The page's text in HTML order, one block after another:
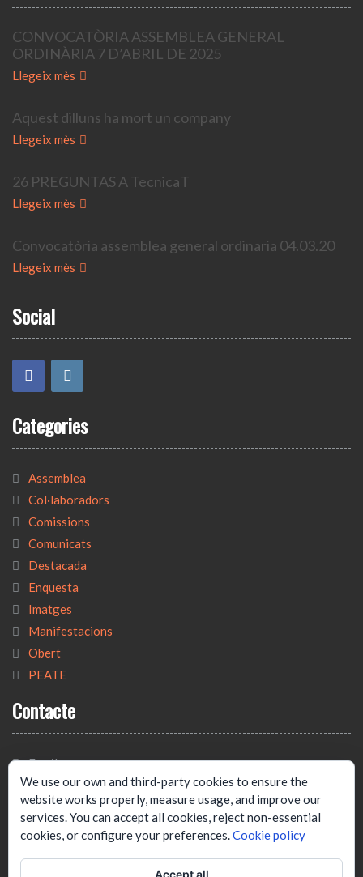
CONVOCATÒRIA ASSEMBLEA GENERAL
ORDINÀRIA 7 D’ABRIL DE 2025
Llegeix mès
Aquest dilluns ha mort un company
Llegeix mès
26 PREGUNTAS A TecnicaT
Llegeix mès
Convocatòria assemblea general ordinaria 04.03.20
Llegeix mès
Social
Categories
Assemblea
Col·laboradors
Comissions
Comunicats
Destacada
Enquesta
Imatges
Manifestacions
Obert
PEATE
Contacte
Email:
tecnicat@tecnicat.cat
Adreça:
C/ Josep Estivill, 33B, 4º1ª.
Barcelona. 08027
We use our own and third-party cookies to ensure the
website works properly, measure usage, and improve our
services. You can accept all cookies, reject non-essential
cookies, or configure your preferences.Cookie policy
Accept all